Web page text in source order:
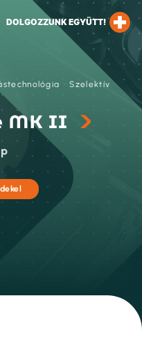
DOLGOZZUNK EGYÜTT!
›Szelektív
MK II